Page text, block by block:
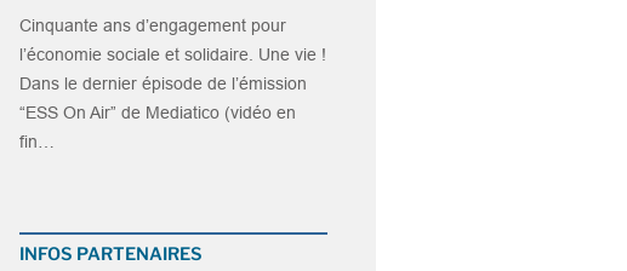
Cinquante ans d’engagement pour
l’économie sociale et solidaire. Une vie !
Dans le dernier épisode de l’émission
“ESS On Air” de Mediatico (vidéo en
fin…
INFOS PARTENAIRES